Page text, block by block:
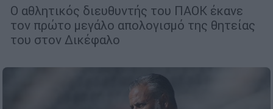
Ο αθλητικός διευθυντής του ΠΑΟΚ έκανε
τον πρώτο μεγάλο απολογισμό της θητείας
του στον Δικέφαλο